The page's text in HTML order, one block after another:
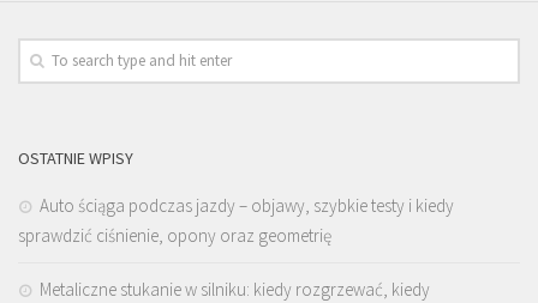
OSTATNIE WPISY
Auto ściąga podczas jazdy – objawy, szybkie testy i kiedy
sprawdzić ciśnienie, opony oraz geometrię
Metaliczne stukanie w silniku: kiedy rozgrzewać, kiedy